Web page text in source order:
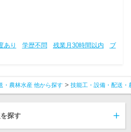
あり 学歴不問 残業月30時間以内
ブ
・農林水産 他から探す 技能工・設備・配送・
探す